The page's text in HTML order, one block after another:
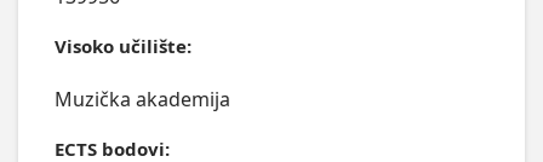
Visoko učilište:
Muzička akademija
ECTS bodovi: